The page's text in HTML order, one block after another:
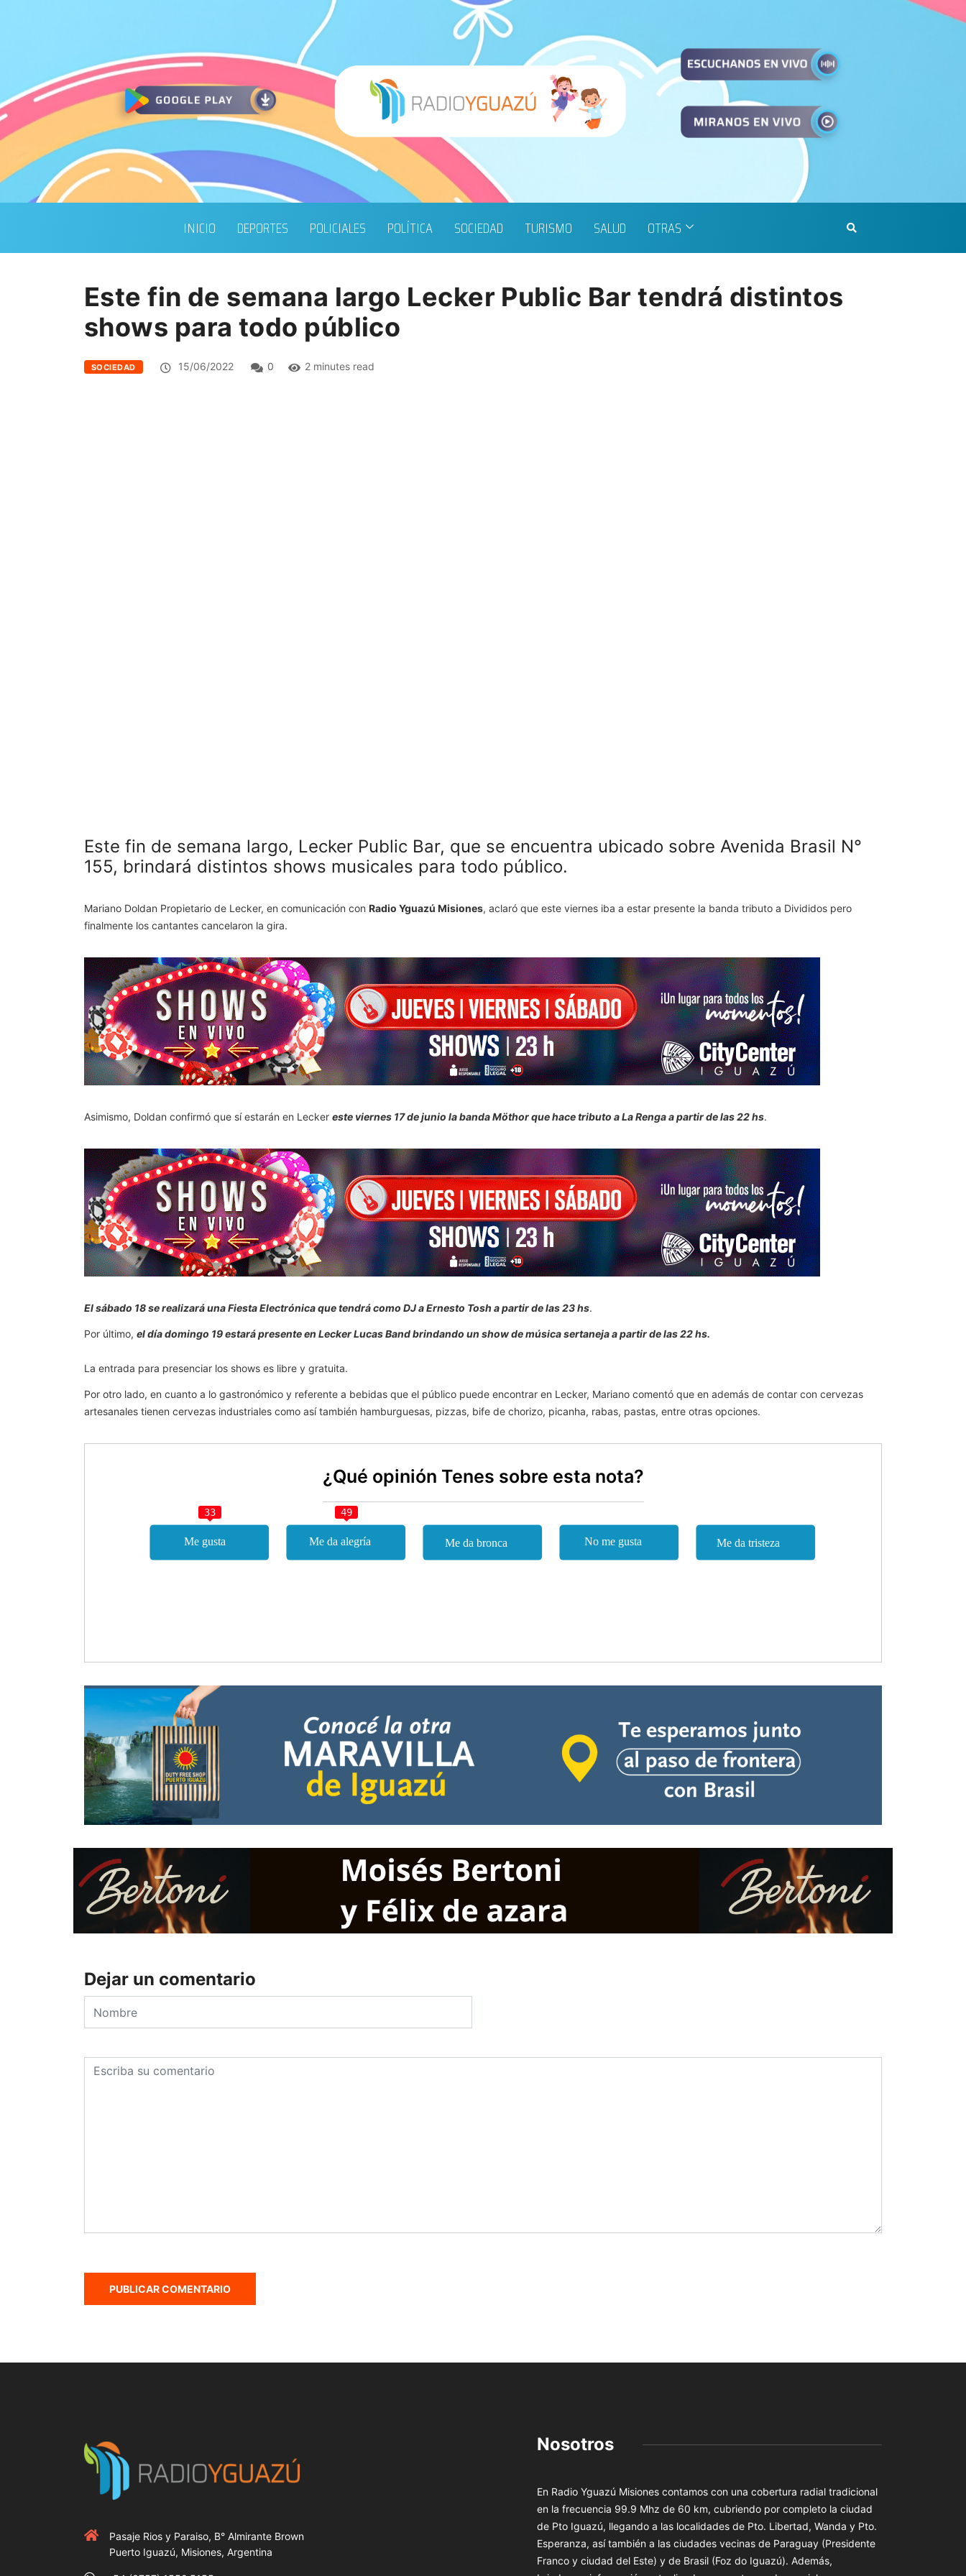
INICIO DEPORTES POLICIALES POLÍTICA SOCIEDAD TURISMO SALUD OTRAS
Este fin de semana largo Lecker Public Bar tendrá distintos
shows para todo público
SOCIEDAD 15/06/2022 0 2 minutes read
Este fin de semana largo, Lecker Public Bar, que se encuentra ubicado sobre Avenida Brasil N°
155, brindará distintos shows musicales para todo público.
Mariano Doldan Propietario de Lecker, en comunicación con Radio Yguazú Misiones, aclaró que este viernes iba a estar presente la banda tributo a Divididos pero
finalmente los cantantes cancelaron la gira.
Asimismo, Doldan confirmó que sí estarán en Lecker este viernes 17 de junio la banda Möthor que hace tributo a La Renga a partir de las 22 hs.
El sábado 18 se realizará una Fiesta Electrónica que tendrá como DJ a Ernesto Tosh a partir de las 23 hs.
Por último, el día domingo 19 estará presente en Lecker Lucas Band brindando un show de música sertaneja a partir de las 22 hs.
La entrada para presenciar los shows es libre y gratuita.
Por otro lado, en cuanto a lo gastronómico y referente a bebidas que el público puede encontrar en Lecker, Mariano comentó que en además de contar con cervezas
artesanales tienen cervezas industriales como así también hamburguesas, pizzas, bife de chorizo, picanha, rabas, pastas, entre otras opciones.
¿Qué opinión Tenes sobre esta nota?
33 49
Dejar un comentario
Pasaje Rios y Paraiso, B° Almirante Brown
Puerto Iguazú, Misiones, Argentina
Nosotros
En Radio Yguazú Misiones contamos con una cobertura radial tradicional
en la frecuencia 99.9 Mhz de 60 km, cubriendo por completo la ciudad
de Pto Iguazú, llegando a las localidades de Pto. Libertad, Wanda y Pto.
Esperanza, así también a las ciudades vecinas de Paraguay (Presidente
Franco y ciudad del Este) y de Brasil (Foz do Iguazú). Además,